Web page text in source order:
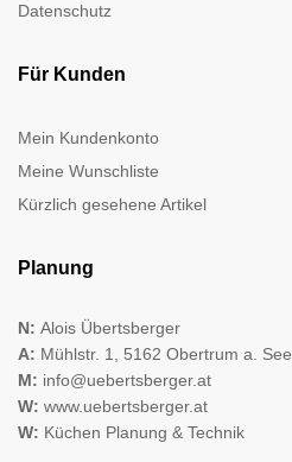
Datenschutz
Für Kunden
Mein Kundenkonto
Meine Wunschliste
Kürzlich gesehene Artikel
Planung
N: Alois Übertsberger
A: Mühlstr. 1, 5162 Obertrum a. See
M: info@uebertsberger.at
W: www.uebertsberger.at
W: Küchen Planung & Technik